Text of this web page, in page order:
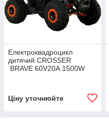
Електроквадроцикл
дитячий CROSSER
BRAVE 60V20А 1500W
Ціну уточнюйте